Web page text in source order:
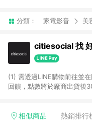
分類： 家電影音 美
citiesocial 找
(1) 需透過LINE購物前往並
回饋，點數將於廠商出貨後30天前後發
相似商品 熱銷排行